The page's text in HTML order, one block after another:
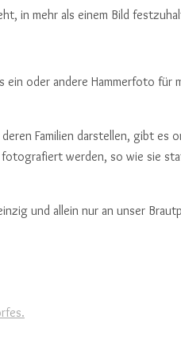
mehr als einem Bild
oder andere Hammerfoto
Familien darstellen, gibt
werden, so wie sie
und allein nur an unser